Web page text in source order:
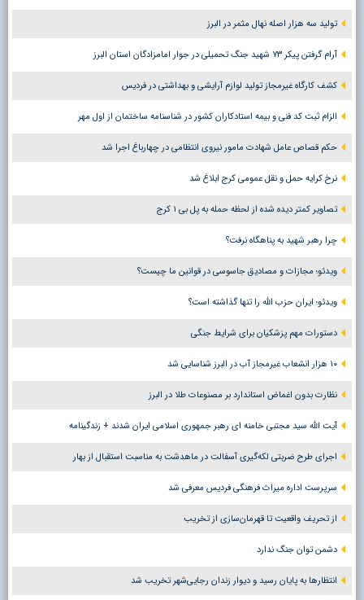
تولید سه هزار اصله نهال مثمر در البرز
آرام گرفتن پیکر ۷۳ شهید جنگ تحمیلی در جوار امامزادگان استان البرز
کشف کارگاه غیرمجاز تولید لوازم آرایشی و بهداشتی در فردیس
الزام ثبت کد فنی و بیمه استادکاران کشور در شناسنامه ساختمان از اول مهر
حکم قصاص عامل شهادت مامور نیروی انتظامی در چهارباغ اجرا شد
نرخ کرایه حمل و نقل عمومی کرج ابلاغ شد
تصاویر کمتر دیده شده از لحظه حمله به پل بی ۱ کرج
چرا رهبر شهید به پناهگاه نرفت؟
ویدئو؛ مجازات و مصادیق جاسوسی در قوانین ما چیست؟
ویدئو؛ ایران حزب الله را تنها گذاشته است؟
دستورات مهم پزشکیان برای شرایط جنگی
۱۰ هزار انشعاب غیرمجاز آب در البرز شناسایی شد
نظارت بدون اغماض استاندارد بر مصنوعات طلا در البرز
آیت الله سید مجتبی خامنه ای رهبر جمهوری اسلامی ایران شدند + زندگینامه
اجرای طرح ضربتی لکه‌گیری آسفالت در ماهدشت به مناسبت استقبال از بهار
سرپرست اداره میراث فرهنگی فردیس معرفی شد
از تحریف واقعیت تا قهرمان‌سازی از تخریب
دشمن توان جنگ ندارد
انتظارها به پایان رسید و دیوار زندان رجایی‌شهر تخریب شد